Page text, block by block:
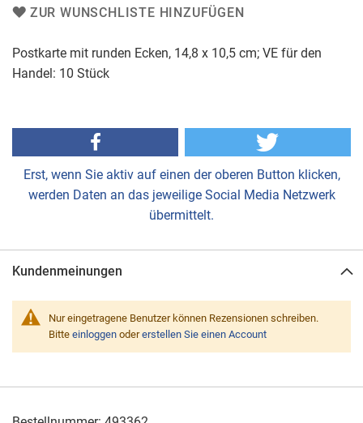
ZUR WUNSCHLISTE HINZUFÜGEN
Postkarte mit runden Ecken, 14,8 x 10,5 cm; VE für den
Handel: 10 Stück
Erst, wenn Sie aktiv auf einen der oberen Button klicken,
werden Daten an das jeweilige Social Media Netzwerk
übermittelt.
Kundenmeinungen
Nur eingetragene Benutzer können Rezensionen schreiben.
Bitte einloggen odererstellen Sie einen Account